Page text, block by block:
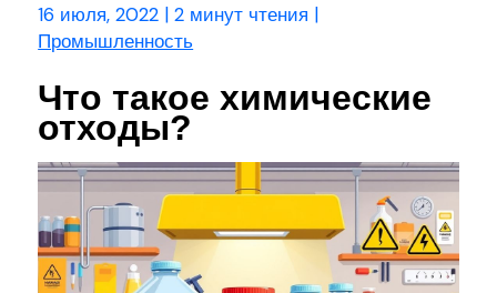
16 июля, 2022 |2 минут чтения |
Промышленность
Что такое химические
отходы?